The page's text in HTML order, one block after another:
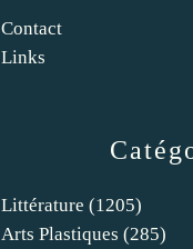
Littérature (1205)
Arts Plastiques (285)
Contact
Links